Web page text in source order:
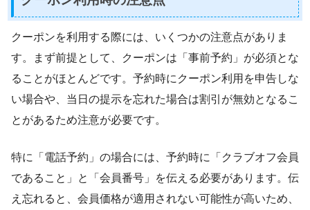
クーポンを利用する際には、いくつかの注意点がありま
す。まず前提として、クーポンは「事前予約」が必須とな
ることがほとんどです。予約時にクーポン利用を申告しな
い場合や、当日の提示を忘れた場合は割引が無効となるこ
とがあるため注意が必要です。
特に「電話予約」の場合には、予約時に「クラブオフ会員
であること」と「会員番号」を伝える必要があります。伝
え忘れると、会員価格が適用されない可能性が高いため、